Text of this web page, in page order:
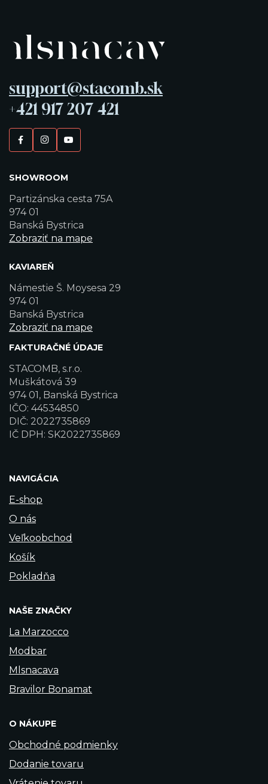
support@stacomb.sk
+421 917 207 421
SHOWROOM
Partizánska cesta 75A
974 01
Banská Bystrica
Zobraziť na mape
KAVIAREŇ
Námestie Š. Moysesa 29
974 01
Banská Bystrica
Zobraziť na mape
FAKTURAČNÉ ÚDAJE
STACOMB, s.r.o.
Muškátová 39
974 01, Banská Bystrica
IČO: 44534850
DIČ: 2022735869
IČ DPH: SK2022735869
NAVIGÁCIA
E-shop
O nás
Veľkoobchod
Košík
Pokladňa
NAŠE ZNAČKY
La Marzocco
Modbar
Mlsnacava
Bravilor Bonamat
O NÁKUPE
Obchodné podmienky
Dodanie tovaru